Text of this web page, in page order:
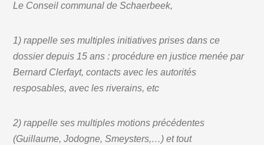
Le Conseil communal de Schaerbeek,
1) rappelle ses multiples initiatives prises dans ce
dossier depuis 15 ans : procédure en justice menée par
Bernard Clerfayt, contacts avec les autorités
resposables, avec les riverains, etc
2) rappelle ses multiples motions précédentes
(Guillaume, Jodogne, Smeysters,…) et tout